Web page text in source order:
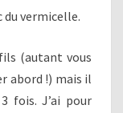
du vermicelle.
(autant vous
abord !) mais il
fois. J’ai pour